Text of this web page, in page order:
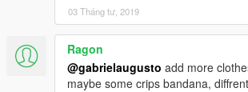
03 Tháng tư, 2019
Ragon
@gabrielaugusto add more
maybe some crips bandana,